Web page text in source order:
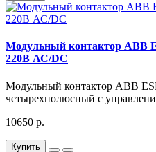
Модульный контактор ABB
220В АС/DC
Модульный контактор ABB
четырехполюсный с
10650 р.
Купить